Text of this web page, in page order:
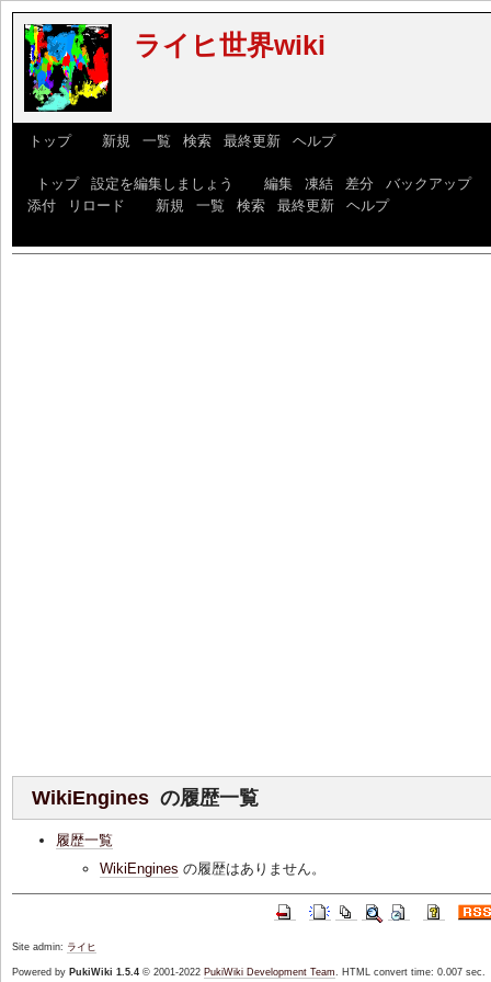
ライヒ世界wiki
トップ] [ 新規 一覧 検索| 最終更新| ヘルプ]
トップ| 設定を編集しましょう 編集| 凍結| 差分 バックアップ|
添付| リロード 新規 一覧 検索| 最終更新| ヘルプ]
WikiEngines の履歴一覧
履歴一覧
WikiEngines の履歴はありません。
Site admin: ライヒ
Powered by PukiWiki 1.5.4© 2001-2022 PukiWiki Development Team. HTML convert time: 0.007 sec.